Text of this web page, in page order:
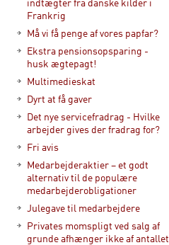
indtægter fra danske kilder i
Frankrig
Må vi få penge af vores papfar?
Ekstra pensionsopsparing -
husk ægtepagt!
Multimedieskat
Dyrt at få gaver
Det nye servicefradrag - Hvilke
arbejder gives der fradrag for?
Fri avis
Medarbejderaktier – et godt
alternativ til de populære
medarbejderobligationer
Julegave til medarbejdere
Privates momspligt ved salg af
grunde afhænger ikke af antallet